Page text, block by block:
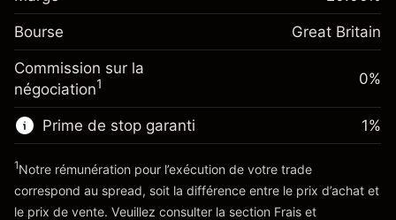
Taille de la position avec effet de levier
~ £5,000.00
Valeur nominale avec effet de levier
£4,000.00
Vers la plateforme
Ajustement des fonds
de overnight
Frais sur la valeur totale de la
position
-0.000647
%
Taille de la position avec effet de levier
~£5,000.00
Valeur nominale avec effet de levier
Vers la plateforme
Bourse Great Britain
Commission sur la
négociation1 0%
Prime de stop garanti 1%
1Notre rémunération pour l’exécution de votre trade
correspond au spread, soit la différence entre le prix d’achat et
le prix de vente. Veuillez consulter la section Frais et